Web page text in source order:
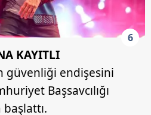
6
KAYITLI
güvenliği endişesini
Başsavcılığı